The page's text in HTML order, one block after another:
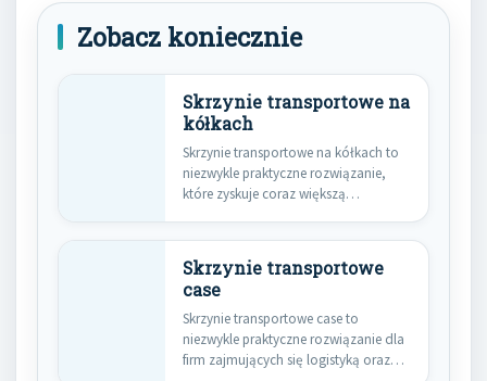
Zobacz koniecznie
Skrzynie transportowe na
kółkach
Skrzynie transportowe na kółkach to
niezwykle praktyczne rozwiązanie,
które zyskuje coraz większą
Skrzynie transportowe
case
Skrzynie transportowe case to
niezwykle praktyczne rozwiązanie dla
firm zajmujących się logistyką oraz